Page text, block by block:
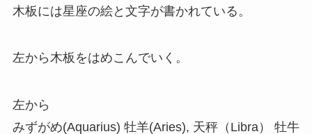
木板には星座の絵と文字が書かれている。
左から木板をはめこんでいく。
左から
みずがめ(Aquarius) 牡羊(Aries), 天秤（Libra） 牡牛